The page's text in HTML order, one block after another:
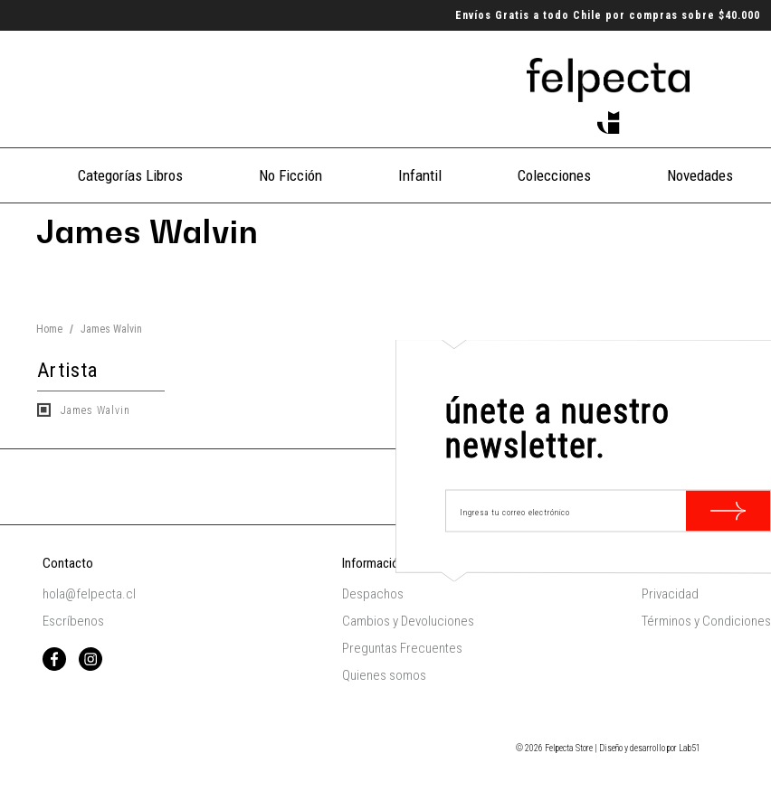
Envíos Gratis a todo Chile por compras sobre $40.000
Categorías Libros No Ficción Infantil Colecciones Novedades
James Walvin
Home / James Walvin
Artista
James Walvin
únete a nuestro
newsletter.
Contacto
hola@felpecta.cl
Escríbenos
Información
Despachos
Cambios y Devoluciones
Preguntas Frecuentes
Quienes somos
Privacidad
Términos y Condiciones
© 2026 Felpecta Store | Diseño y desarrollo por Lab51